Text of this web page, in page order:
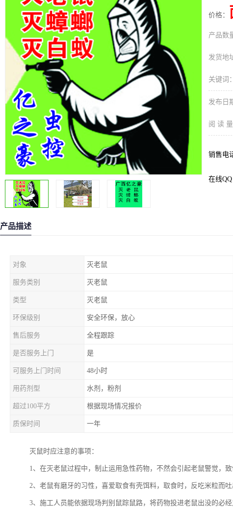
价格：
产品数
发货地
关键词：
发布日
阅 读 量
销售电
在线QQ
产品描述
对象 灭老鼠
服务类别 灭老鼠
类型 灭老鼠
环保级别 安全环保，放心
售后服务 全程跟踪
是否服务上门 是
可服务上门时间 48小时
用药剂型 水剂，粉剂
超过100平方 根据现场情况报价
质保时间 一年
灭鼠时应注意的事项：
1、在灭老鼠过程中，制止运用急性药物，不然会引起老鼠警觉，致
2、老鼠有磨牙的习性，喜爱取食有壳饵料，取食时，反吃米粒而
3、施工人员能依据现场判别鼠踪鼠路，将药物投进老鼠出没的必经